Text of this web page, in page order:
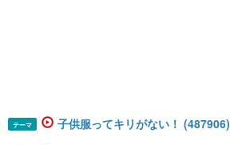
テーマ 子供服ってキリがない！ (487906)